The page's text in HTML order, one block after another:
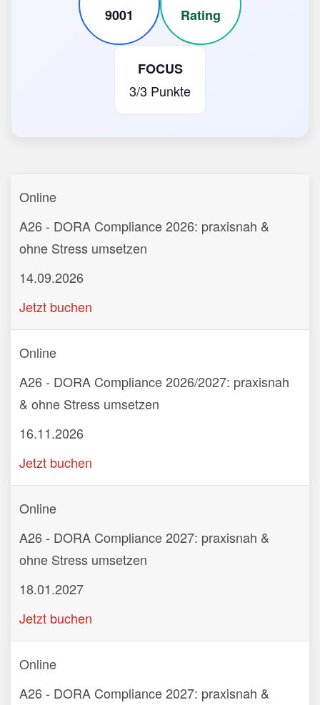
9001
Rating
FOCUS
3/3 Punkte
Online
A26 - DORA Compliance 2026: praxisnah &
ohne Stress umsetzen
14.09.2026
Jetzt buchen
Online
A26 - DORA Compliance 2026/2027: praxisnah
& ohne Stress umsetzen
16.11.2026
Jetzt buchen
Online
A26 - DORA Compliance 2027: praxisnah &
ohne Stress umsetzen
18.01.2027
Jetzt buchen
Online
A26 - DORA Compliance 2027: praxisnah &